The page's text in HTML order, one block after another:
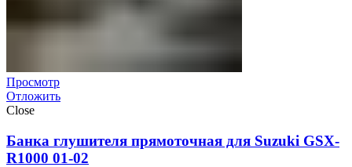
Просмотр
Отложить
Close
Банка глушителя прямоточная для Suzuki GSX-
R1000 01-02